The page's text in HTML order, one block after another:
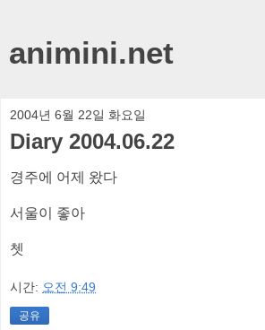
animini.net
2004년 6월 22일 화요일
Diary 2004.06.22
경주에 어제 왔다
서울이 좋아
쳇
시간: 오전 9:49
공유